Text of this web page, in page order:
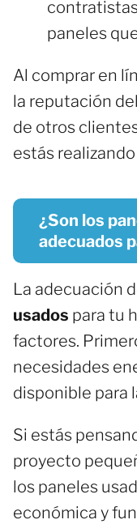
paneles
Al comprar en
la reputación
de otros
estás
¿Son los
adecuados
La adecuación
usados para tu
factores.
necesidades
disponible para
Si estás
proyecto
los paneles
económica y